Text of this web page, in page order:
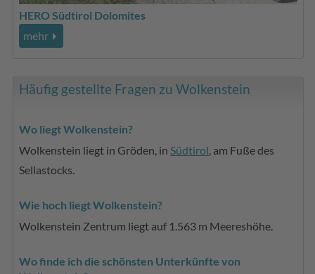
HERO Südtirol Dolomites
mehr
Häufig gestellte Fragen zu Wolkenstein
Wo liegt Wolkenstein?
Wolkenstein liegt in Gröden, in Südtirol , am Fuße des
Sellastocks.
Wie hoch liegt Wolkenstein?
Wolkenstein Zentrum liegt auf 1.563 m Meereshöhe.
Wo finde ich die schönsten Unterkünfte von